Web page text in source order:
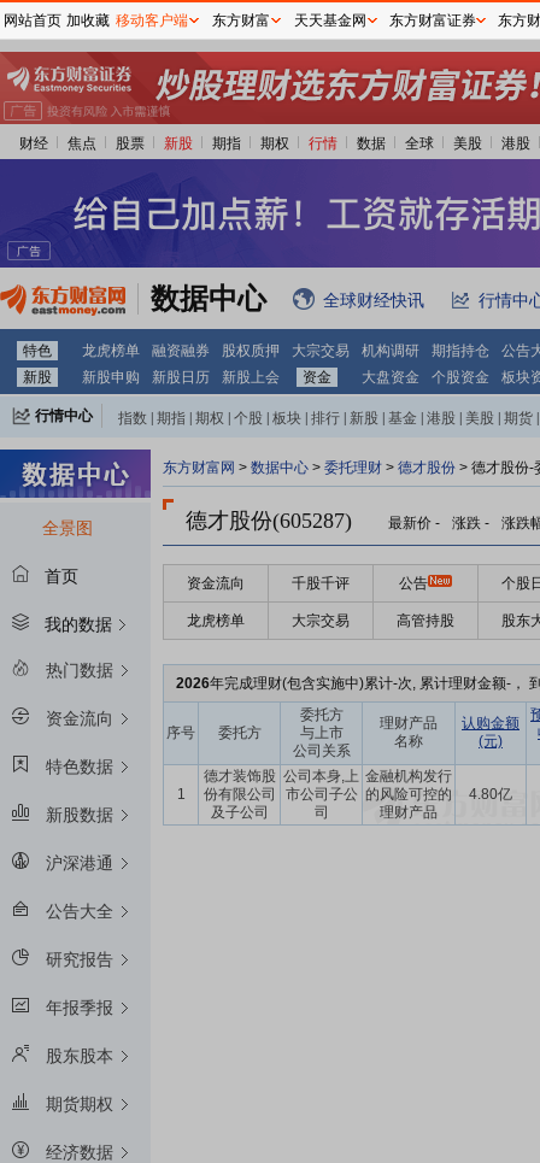
财经 焦点 股票 新股 期指 期权 行情 数据 全球 美股 港股
数据中心 全球财经快讯 行情中
特色 龙虎榜单 融资融券 股权质押 大宗交易 机构调研 期指持仓
公告
新股
新股申购 新股日历 新股上会 资金 大盘资金 个股资金 板块
行情中心 指数 期指 期权 个股 板块 排行 新股 基金 港股 美股 期货
全景图
首页
我的数据
热门数据
资金流向
特色数据
新股数据
沪深港通
公告大全
研究报告
年报季报
股东股本
期货期权
经济数据
东方财富网 > 数据中心 > 委托理财 > 德才股份 > 德才股份-
德才股份(605287) 最新价 - 涨跌 - 涨跌
资金流向 千股千评 公告 个股
龙虎榜单 大宗交易 高管持股 股东
2026年完成理财(包含实施中)累计-次, 累计理财金额-，
序号 委托方
委托方
与上市
公司关系
理财产品
名称
认购金额
(元)
1
德才装饰股
份有限公司
及子公司
公司本身,上
市公司子公
司
金融机构发行
的风险可控的
理财产品
4.80亿
网站首页 加收藏 移动客户端 东方财富 天天基金网 东方财富证券 东方